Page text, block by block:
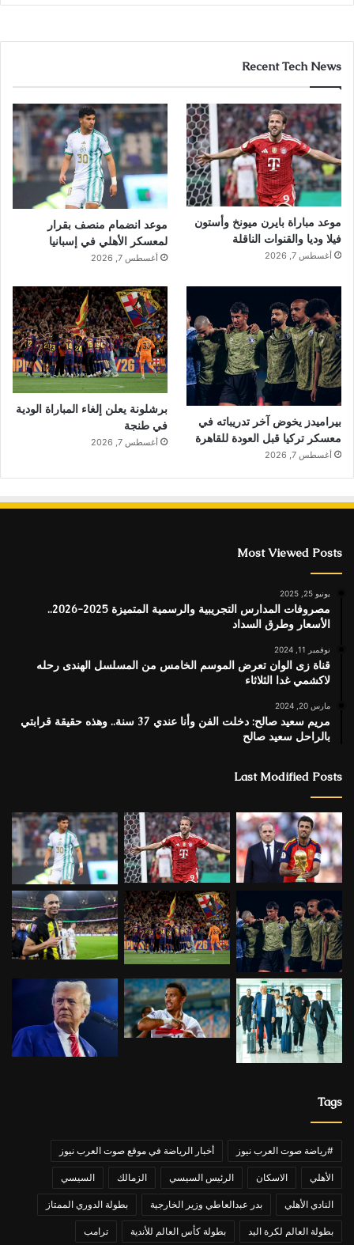
Recent Tech News
موعد مباراة بايرن ميونخ وأستون
فيلا وديا والقنوات الناقلة
أغسطس 7, 2026
موعد انضمام منصف بقرار
لمعسكر الأهلي في إسبانيا
أغسطس 7, 2026
بيراميدز يخوض آخر تدريباته في
معسكر تركيا قبل العودة للقاهرة
أغسطس 7, 2026
برشلونة يعلن إلغاء المباراة الودية
في طنجة
أغسطس 7, 2026
Most Viewed Posts
يونيو 25, 2025
مصروفات المدارس التجريبية والرسمية المتميزة 2025-2026..
الأسعار وطرق السداد
نوفمبر 11, 2024
قناة زى الوان تعرض الموسم الخامس من المسلسل الهندى رحله
لاكشمي غدا الثلاثاء
مارس 20, 2024
مريم سعيد صالح: دخلت الفن وأنا عندي 37 سنة.. وهذه حقيقة قرابتي
بالراحل سعيد صالح
Last Modified Posts
Tags
#رياضة صوت العرب نيوز أخبار الرياضة في موقع صوت العرب نيوز
الأهلي الاسكان الرئيس السيسي الزمالك السيسي
النادي الأهلي بدر عبدالعاطي وزير الخارجية بطولة الدوري الممتاز
بطولة العالم لكرة اليد بطولة كأس العالم للأندية ترامب